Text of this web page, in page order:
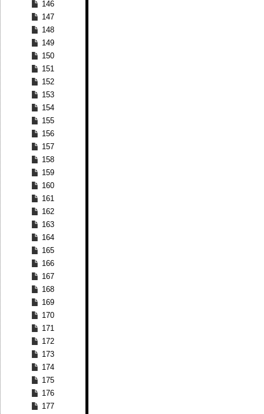
146
147
148
149
150
151
152
153
154
155
156
157
158
159
160
161
162
163
164
165
166
167
168
169
170
171
172
173
174
175
176
177